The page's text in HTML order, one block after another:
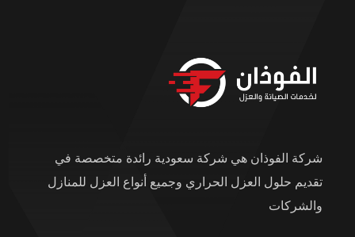
شركة الفوذان هي شركة سعودية رائدة متخصصة في
تقديم حلول العزل الحراري وجميع أنواع العزل للمنازل
والشركات